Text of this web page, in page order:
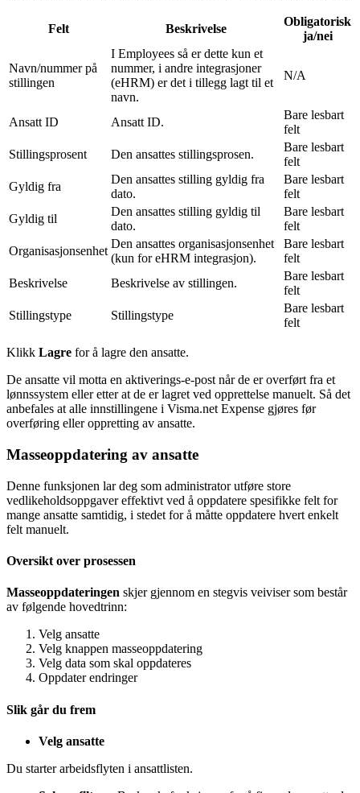
Felt Beskrivelse
Obligatorisk
ja/nei
Navn/nummer på
stillingen
I Employees så er dette kun et
nummer, i andre integrasjoner
(eHRM) er det i tillegg lagt til et
navn.
N/A
Ansatt ID Ansatt ID.
Bare lesbart
felt
Stillingsprosent
Den ansattes stillingsprosen.
Bare lesbart
felt
Gyldig fra
Den ansattes stilling gyldig fra
dato.
Bare lesbart
felt
Gyldig til
Den ansattes stilling gyldig til
dato.
Bare lesbart
felt
Organisasjonsenhet
Den ansattes organisasjonsenhet
(kun for eHRM integrasjon).
Bare lesbart
felt
Beskrivelse
Beskrivelse av stillingen.
Bare lesbart
felt
Stillingstype
Stillingstype
Bare lesbart
felt
Klikk Lagre for å lagre den ansatte.
De ansatte vil motta en aktiverings-e-post når de er overført fra et
lønnssystem eller etter at de er lagret ved opprettelse manuelt. Så det
anbefales at alle innstillingene i Visma.net Expense gjøres før
overføring eller oppretting av ansatte.
Masseoppdatering av ansatte
Denne funksjonen lar deg som administrator utføre store
vedlikeholdsoppgaver effektivt ved å oppdatere spesifikke felt for
mange ansatte samtidig, i stedet for å måtte oppdatere hvert enkelt
felt manuelt.
Oversikt over prosessen
Masseoppdateringen skjer gjennom en stegvis veiviser som består
av følgende hovedtrinn:
Velg ansatte
Velg knappen masseoppdatering
Velg data som skal oppdateres
Oppdater endringer
Slik går du frem
Velg ansatte
Du starter arbeidsflyten i ansattlisten.